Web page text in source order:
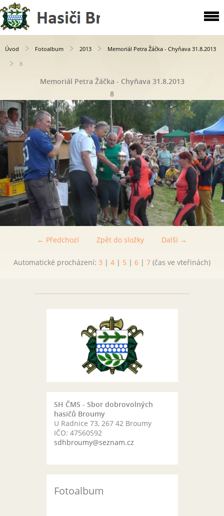
Úvod Fotoalbum 2013
Memoriál Petra Žáčka - Chyňava 31.8.2013
8
Memoriál Petra Žáčka - Chyňava 31.8.2013
8
← Předchozí Další →
Zpět do složky
Automatické procházení: 3 | 4 | 5 | 6 | 7 (čas ve vteřinách)
SH ČMS - Sbor dobrovolných
hasičů Broumy
U Radnice 73, 267 42 Broumy
IČO: 47560592
sdhbroumy@seznam.cz
Fotoalbum